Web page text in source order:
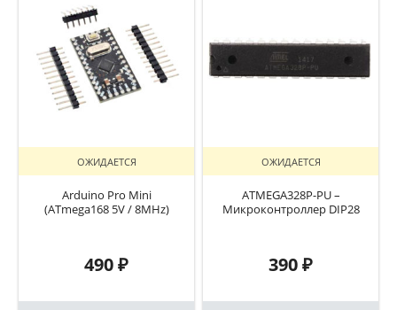
ОЖИДАЕТСЯ
Arduino Pro Mini
(ATmega168 5V / 8MHz)
490₽
ОЖИДАЕТСЯ
ATMEGA328P-PU –
Микроконтроллер DIP28
390₽